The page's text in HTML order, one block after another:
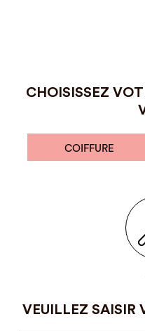
CHOISISSEZ
COIFFURE
VEUILLEZ SAISIR